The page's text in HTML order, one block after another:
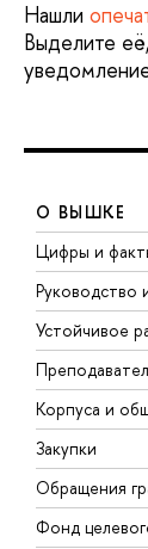
Нашли
Выделите
О ВЫШКЕ
Цифры и
Руководство
Устойчивое
Корпуса и
Закупки
Обращения
Фонд